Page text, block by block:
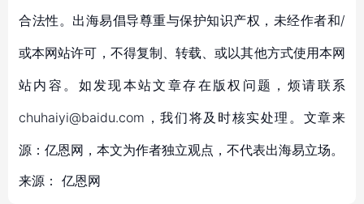
合法性。出海易倡导尊重与保护知识产权，未经作者和/
或本网站许可，不得复制、转载、或以其他方式使用本网
站内容。如发现本站文章存在版权问题，烦请联系
chuhaiyi@baidu.com，我们将及时核实处理。文章来
源：亿恩网，本文为作者独立观点，不代表出海易立场。
来源： 亿恩网